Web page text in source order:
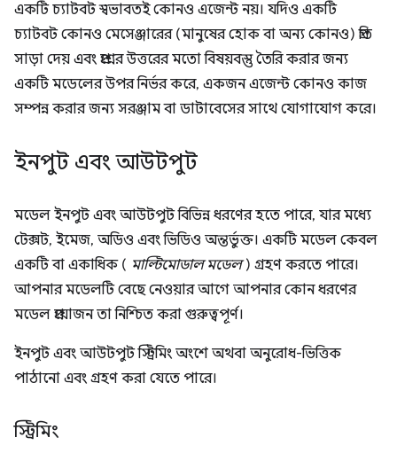
একটি চ্যাটবট স্বভাবতই কোনও এজেন্ট নয়। যদিও একটি
চ্যাটবট কোনও মেসেঞ্জারের (মানুষের হোক বা অন্য কোনও) প্রতি
সাড়া দেয় এবং প্রশ্নের উত্তরের মতো বিষয়বস্তু তৈরি করার জন্য
একটি মডেলের উপর নির্ভর করে, একজন এজেন্ট কোনও কাজ
সম্পন্ন করার জন্য সরঞ্জাম বা ডাটাবেসের সাথে যোগাযোগ করে।
ইনপুট এবং আউটপুট
মডেল ইনপুট এবং আউটপুট বিভিন্ন ধরণের হতে পারে, যার মধ্যে
টেক্সট, ইমেজ, অডিও এবং ভিডিও অন্তর্ভুক্ত। একটি মডেল কেবল
একটি বা একাধিক ( মাল্টিমোডাল মডেল) গ্রহণ করতে পারে।
আপনার মডেলটি বেছে নেওয়ার আগে আপনার কোন ধরণের
মডেল প্রয়োজন তা নিশ্চিত করা গুরুত্বপূর্ণ।
ইনপুট এবং আউটপুট স্ট্রিমিং অংশে অথবা অনুরোধ-ভিত্তিক
পাঠানো এবং গ্রহণ করা যেতে পারে।
স্ট্রিমিং